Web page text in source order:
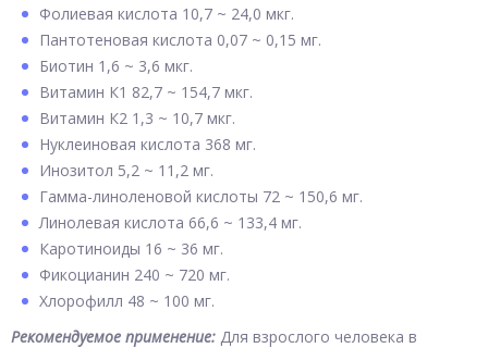
Фолиевая кислота 10,7 ~ 24,0 мкг.
Пантотеновая кислота 0,07 ~ 0,15 мг.
Биотин 1,6 ~ 3,6 мкг.
Витамин К1 82,7 ~ 154,7 мкг.
Витамин К2 1,3 ~ 10,7 мкг.
Нуклеиновая кислота 368 мг.
Инозитол 5,2 ~ 11,2 мг.
Гамма-линоленовой кислоты 72 ~ 150,6 мг.
Линолевая кислота 66,6 ~ 133,4 мг.
Каротиноиды 16 ~ 36 мг.
Фикоцианин 240 ~ 720 мг.
Хлорофилл 48 ~ 100 мг.
Рекомендуемое применение: Для взрослого человека в